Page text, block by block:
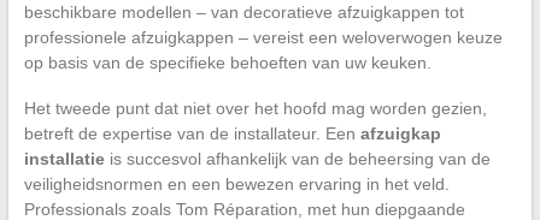
beschikbare modellen – van decoratieve afzuigkappen tot
professionele afzuigkappen – vereist een weloverwogen keuze
op basis van de specifieke behoeften van uw keuken.
Het tweede punt dat niet over het hoofd mag worden gezien,
betreft de expertise van de installateur. Een afzuigkap
installatieis succesvol afhankelijk van de beheersing van de
veiligheidsnormen en een bewezen ervaring in het veld.
Professionals zoals Tom Réparation, met hun diepgaande